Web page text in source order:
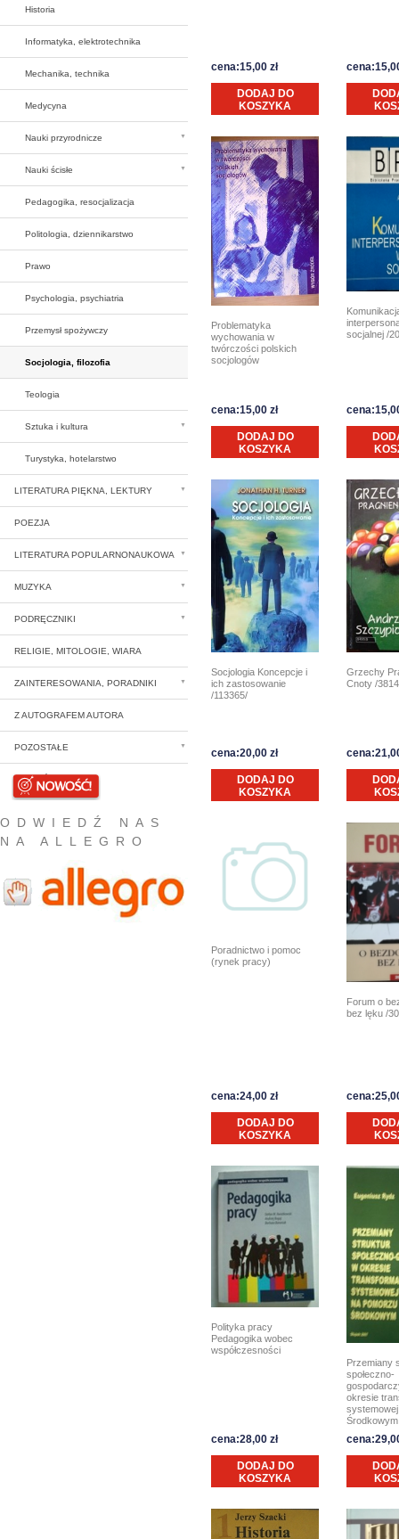
Historia
Informatyka, elektrotechnika
Mechanika, technika
Medycyna
Nauki przyrodnicze
Nauki ścisłe
Pedagogika, resocjalizacja
Politologia, dziennikarstwo
Prawo
Psychologia, psychiatria
Przemysł spożywczy
Socjologia, filozofia
Teologia
Sztuka i kultura
Turystyka, hotelarstwo
LITERATURA PIĘKNA, LEKTURY
POEZJA
LITERATURA POPULARNONAUKOWA
MUZYKA
PODRĘCZNIKI
RELIGIE, MITOLOGIE, WIARA
ZAINTERESOWANIA, PORADNIKI
Z AUTOGRAFEM AUTORA
POZOSTAŁE
NOWOŚCI
ODWIEDŹ NAS
NA ALLEGRO
cena:15,00 zł
DODAJ DO
KOSZYKA
Problematyka
wychowania w
twórczości polskich
socjologów
cena:15,00 zł
DODAJ DO
KOSZYKA
socjalnej /
Socjologia Koncepcje i
ich zastosowanie
/113365/
cena:20,00 zł
DODAJ DO
KOSZYKA
Grzechy
Cnoty /
Poradnictwo i pomoc
(rynek pracy)
cena:24,00 zł
DODAJ DO
KOSZYKA
Forum o
bez lęku /
Polityka pracy
Pedagogika wobec
współczesności
cena:28,00 zł
DODAJ DO
KOSZYKA
Przemiany
społeczno-
okresie
Środkowym